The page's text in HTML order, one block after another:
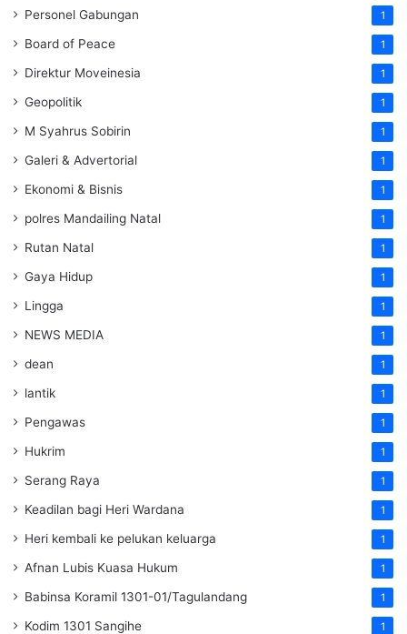
Personel Gabungan 1
Board of Peace 1
Direktur Moveinesia 1
Geopolitik 1
M Syahrus Sobirin 1
Galeri & Advertorial 1
Ekonomi & Bisnis 1
polres Mandailing Natal 1
Rutan Natal 1
Gaya Hidup 1
Lingga 1
NEWS MEDIA 1
dean 1
lantik 1
Pengawas 1
Hukrim 1
Serang Raya 1
Keadilan bagi Heri Wardana 1
Heri kembali ke pelukan keluarga 1
Afnan Lubis Kuasa Hukum 1
Babinsa Koramil 1301-01/Tagulandang 1
Kodim 1301 Sangihe 1